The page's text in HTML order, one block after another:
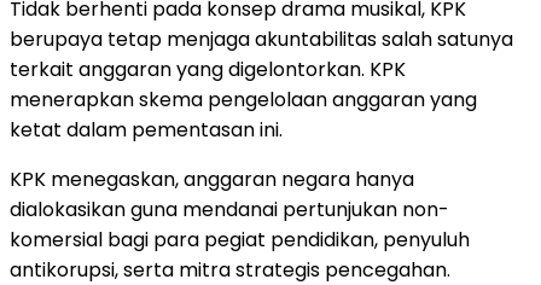
Tidak berhenti pada konsep drama musikal, KPK
berupaya tetap menjaga akuntabilitas salah satunya
terkait anggaran yang digelontorkan. KPK
menerapkan skema pengelolaan anggaran yang
ketat dalam pementasan ini.
KPK menegaskan, anggaran negara hanya
dialokasikan guna mendanai pertunjukan non-
komersial bagi para pegiat pendidikan, penyuluh
antikorupsi, serta mitra strategis pencegahan.